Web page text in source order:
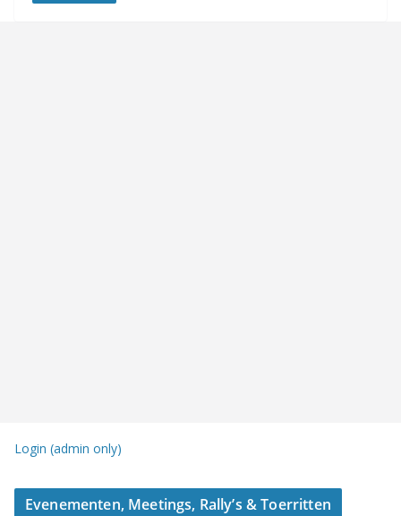
Login (admin only)
Evenementen, Meetings, Rally’s & Toerritten